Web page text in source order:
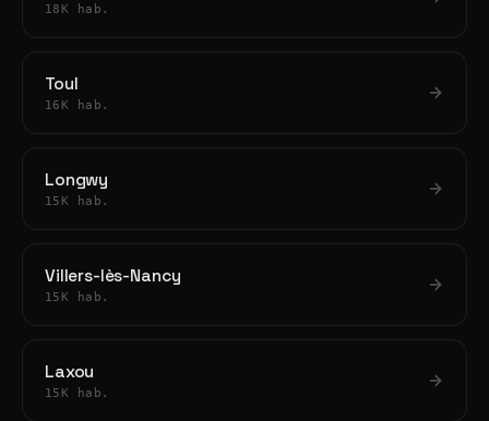
18K hab.
Toul
16K hab.
Longwy
15K hab.
Villers-lès-Nancy
15K hab.
Laxou
15K hab.